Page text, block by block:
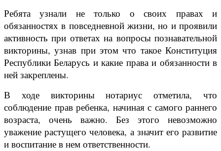
Ребята узнали не только о своих правах и
обязанностях в повседневной жизни, но и проявили
активность при ответах на вопросы познавательной
викторины, узнав при этом что такое Конституция
Республики Беларусь и какие права и обязанности в
ней закреплены.
В ходе викторины нотариус отметила, что
соблюдение прав ребенка, начиная с самого раннего
возраста, очень важно. Без этого невозможно
уважение растущего человека, а значит его развитие
и воспитание в нем ответственности.